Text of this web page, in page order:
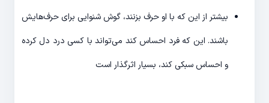
بیشتر از این که با او حرف بزنند، گوش شنوایی برای حرف‌هایش
باشند. این که فرد احساس کند می‌تواند با کسی درد دل کرده
و احساس سبکی کند، بسیار اثرگذار است